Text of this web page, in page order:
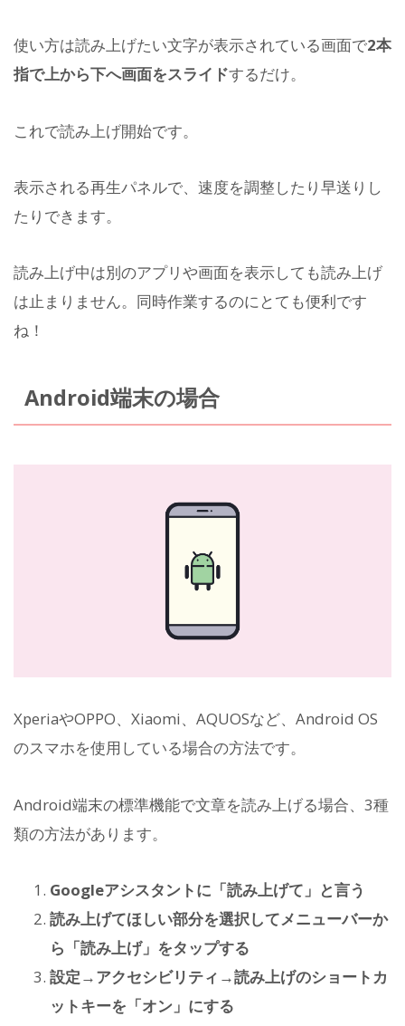
使い方は読み上げたい文字が表示されている画面で2本
指で上から下へ画面をスライドするだけ。
これで読み上げ開始です。
表示される再生パネルで、速度を調整したり早送りし
たりできます。
読み上げ中は別のアプリや画面を表示しても読み上げ
は止まりません。同時作業するのにとても便利です
ね！
Android端末の場合
XperiaやOPPO、Xiaomi、AQUOSなど、Android OS
のスマホを使用している場合の方法です。
Android端末の標準機能で文章を読み上げる場合、3種
類の方法があります。
Googleアシスタントに「読み上げて」と言う
読み上げてほしい部分を選択してメニューバーか
ら「読み上げ」をタップする
設定→アクセシビリティ→読み上げのショートカ
ットキーを「オン」にする